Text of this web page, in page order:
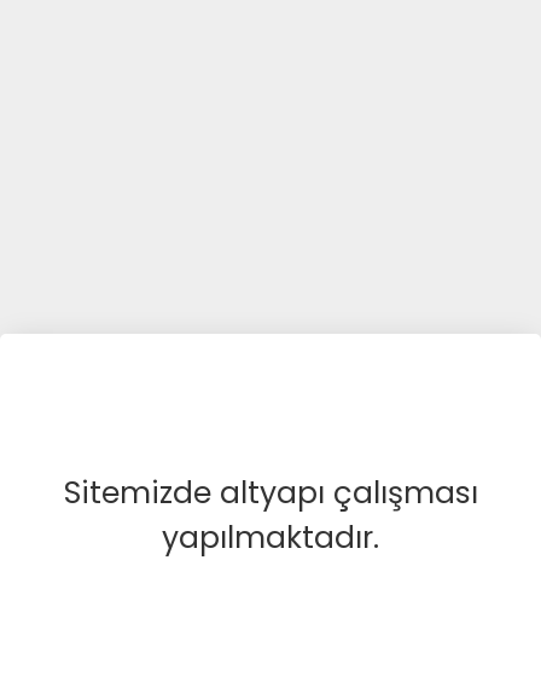
Sitemizde altyapı çalışması
yapılmaktadır.